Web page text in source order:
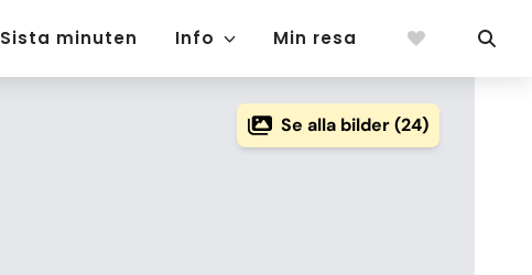
Sista minuten Info Min resa
Se alla bilder (24)